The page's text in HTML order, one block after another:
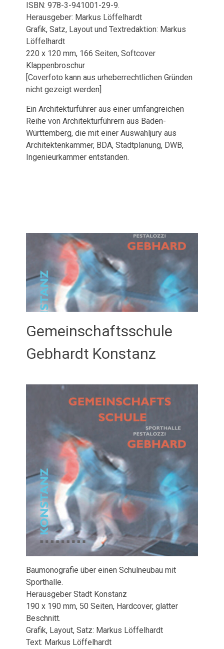
ISBN: 978-3-941001-29-9.
Herausgeber: Markus Löffelhardt
Grafik, Satz, Layout und Textredaktion: Markus
Löffelhardt
220 x 120 mm, 166 Seiten, Softcover
Klappenbroschur
[Coverfoto kann aus urheberrechtlichen Gründen
nicht gezeigt werden]
Ein Architekturführer aus einer umfangreichen
Reihe von Architekturführern aus Baden-
Württemberg, die mit einer Auswahljury aus
Architektenkammer, BDA, Stadtplanung, DWB,
Ingenieurkammer entstanden.
Gemeinschaftsschule
Gebhardt Konstanz
Baumonografie über einen Schulneubau mit
Sporthalle.
Herausgeber Stadt Konstanz
190 x 190 mm, 50 Seiten, Hardcover, glatter
Beschnitt.
Grafik, Layout, Satz: Markus Löffelhardt
Text: Markus Löffelhardt